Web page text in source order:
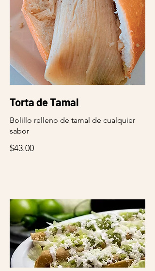
Torta de Tamal
Bolillo relleno de tamal de cualquier
sabor
$43.00